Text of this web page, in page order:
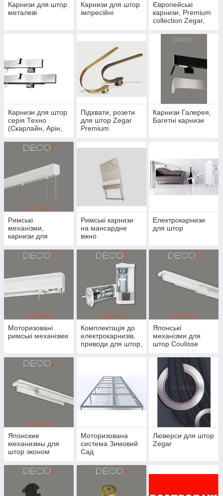
Карнизи для штор
металеві
Карнизи для штор
імпресійні
Європейські
карнизи, Premium
collection Zegar,
карнизи
Карнизи для штор
серія Техно
(Скарлайн, Арін,
Підхвати, розети
для штор Zegar
Premium
Карнизи Галерея,
Багетні карнизи
Римські
механізми,
карнизи для
австрійських штор
штор
Римські карнизи
на мансардне
вікно
Електрокарнизи
для штор
Моторизовані
римські механізми
Комплектація до
електрокарнизів,
приводи для штор,
Японські
механізми для
штор Coulisse
Японские
механизмы для
штор эконом
Моторизована
система Зимовий
Сад
зимовий сад)
Люверси для штор
Zegar